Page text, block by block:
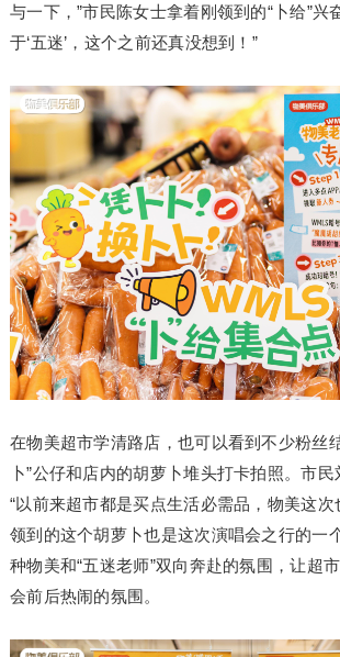
与一下，”市民陈女士拿着刚领到的“卜给”兴
于‘五迷’，这个之前还真没想到！”
在物美超市学清路店，也可以看到不少粉丝
卜”公仔和店内的胡萝卜堆头打卡拍照。市民
“以前来超市都是买点生活必需品，物美这次
领到的这个胡萝卜也是这次演唱会之行的一
种物美和“五迷老师”双向奔赴的氛围，让超
会前后热闹的氛围。